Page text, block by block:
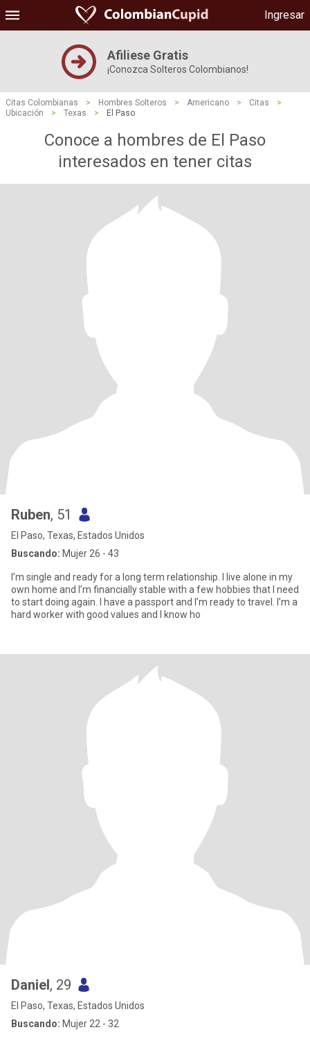
Ingresar
Afiliese Gratis
¡Conozca Solteros Colombianos!
Citas Colombianas > Hombres Solteros > Americano > Citas
>
Ubicación
> Texas > El Paso
Conoce a hombres de El Paso
interesados ​​en tener citas
Ruben, 51
El Paso, Texas, Estados Unidos
Buscando: Mujer 26 - 43
I’m single and ready for a long term relationship. I live alone in my
own home and I’m financially stable with a few hobbies that I need
to start doing again. I have a passport and I’m ready to travel. I’m a
hard worker with good values and I know ho
Daniel, 29
El Paso, Texas, Estados Unidos
Buscando: Mujer 22 - 32